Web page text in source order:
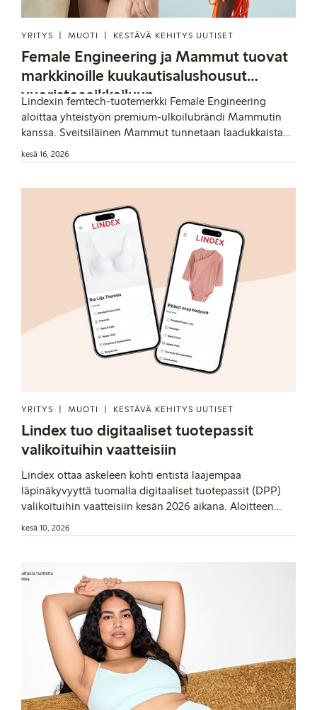
YRITYS MUOTI KESTÄVÄ KEHITYS UUTISET
Female Engineering ja Mammut tuovat
markkinoille kuukautisalushousut
vuoristoseikkailuun
Lindexin femtech-tuotemerkki Female Engineering
aloittaa yhteistyön premium-ulkoilubrändi Mammutin
kanssa. Sveitsiläinen Mammut tunnetaan laadukkaista
vuoristo- ja kiipeilyvarusteistaan. Brändit yhdistivät
voimansa ja tuovat myyntiin innovatiiviset
kesä 16, 2026
YRITYS MUOTI KESTÄVÄ KEHITYS UUTISET
Lindex tuo digitaaliset tuotepassit
valikoituihin vaatteisiin
Lindex ottaa askeleen kohti entistä laajempaa
läpinäkyvyyttä tuomalla digitaaliset tuotepassit (DPP)
valikoituihin vaatteisiin kesän 2026 aikana. Aloitteen
kautta Lindex pyrkii selvittämään, miten asiakaspalvelua
ja tulevaisuuden kiertotalousratkaisuja voidaan kehittää
työtä vaatimustenmukaisuuden ylittämiseksi.
kesä 10, 2026